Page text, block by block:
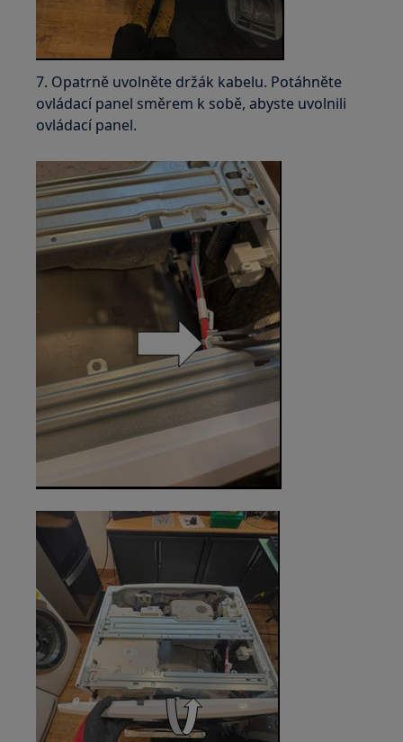
7. Opatrně uvolněte držák kabelu. Potáhněte
ovládací panel směrem k sobě, abyste uvolnili
ovládací panel.